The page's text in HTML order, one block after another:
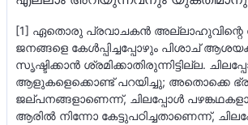
[1] ഏതൊരു പ്രവാചകന്‍ അല്ലാഹുവിന്റെ
ജനങ്ങളെ കേള്‍പ്പിച്ചപ്പോഴും പിശാച്
സൃഷ്ടിക്കാന്‍ ശ്രമിക്കാതിരുന്നിട്ടില്ല.
ആളുകളെക്കൊണ്ട് പറയിച്ചു; അതൊക്കെ
ജല്പനങ്ങളാണെന്ന്, ചിലപ്പോള്‍
ആരില്‍ നിന്നോ കേട്ടുപഠിച്ചതാണെന്ന്,